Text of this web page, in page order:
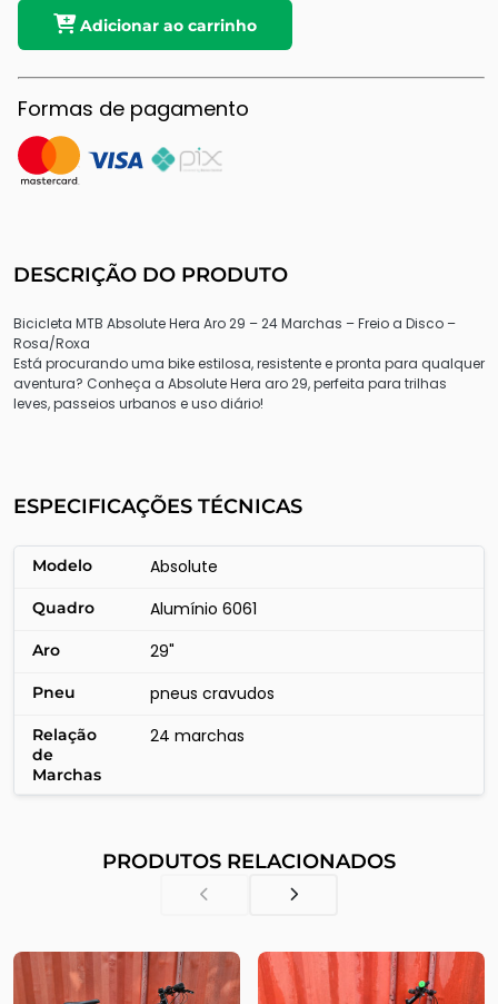
Adicionar ao carrinho
Formas de pagamento
DESCRIÇÃO DO PRODUTO
Bicicleta MTB Absolute Hera Aro 29 – 24 Marchas – Freio a Disco –
Rosa/Roxa
Está procurando uma bike estilosa, resistente e pronta para qualquer
aventura? Conheça a Absolute Hera aro 29, perfeita para trilhas
leves, passeios urbanos e uso diário!
ESPECIFICAÇÕES TÉCNICAS
Modelo Absolute
Quadro Alumínio 6061
Aro 29"
Pneu pneus cravudos
Relação
de
Marchas
24 marchas
PRODUTOS RELACIONADOS